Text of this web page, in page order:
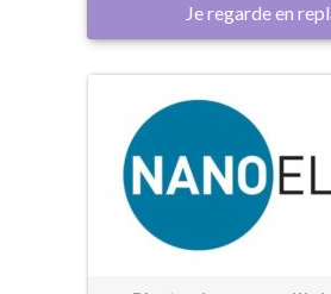
Je regarde en